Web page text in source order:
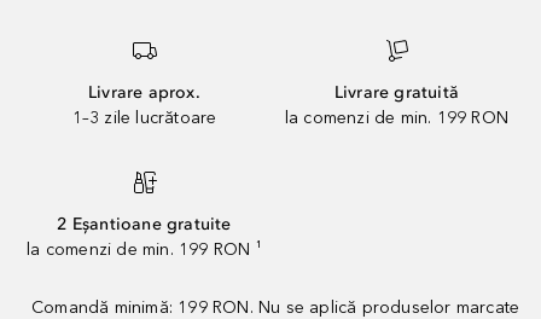
Livrare aprox.
1–3 zile lucrătoare
Livrare gratuită
la comenzi de min. 199 RON
2 Eșantioane gratuite
la comenzi de min. 199 RON ¹
Comandă minimă: 199 RON. Nu se aplică produselor marcate